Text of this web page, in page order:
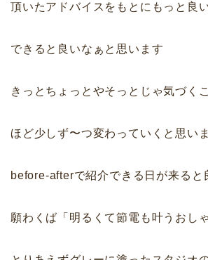
頂いたアドバイスをもとにもっと良
できると良いなぁと思います
きっとちょっとやそっとじゃ気づく
ほど少しず〜つ変わっていくと思い
before-afterで紹介できる日が来ると
願わくば「明るくて節電も叶うおし